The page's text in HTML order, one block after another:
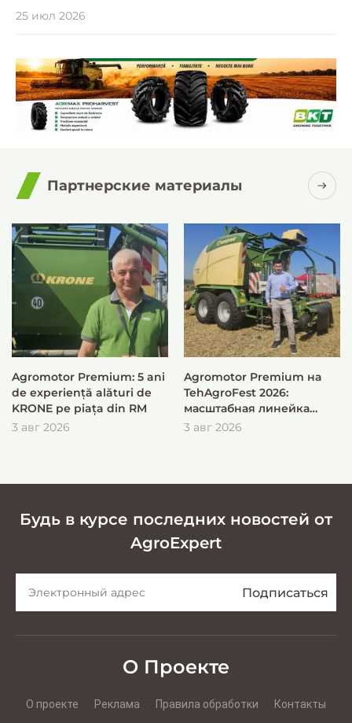
25 июл 2026
Партнерские материалы
Agromotor Premium: 5 ani
de experiență alături de
KRONE pe piața din RM
3 авг 2026
Agromotor Premium на
TehAgroFest 2026:
масштабная линейка
KRONE для быстрой и
3 авг 2026
Будь в курсе последних новостей от
AgroExpert
О Проекте
О проекте Реклама Правила обработки Контакты